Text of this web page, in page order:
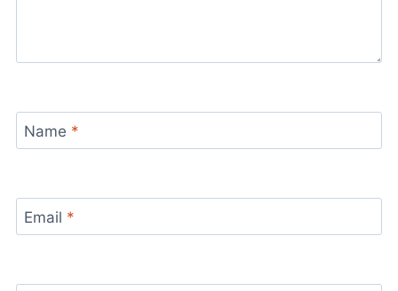
Name *
Email *